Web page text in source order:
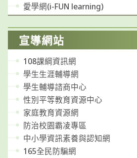
愛學網(i-FUN learning)
宣導網站
108課綱資訊網
學生生涯輔導網
學生輔導諮商中心
性別平等教育資源中心
家庭教育資源網
防治校園霸凌專區
中小學資訊素養與認知網
165全民防騙網